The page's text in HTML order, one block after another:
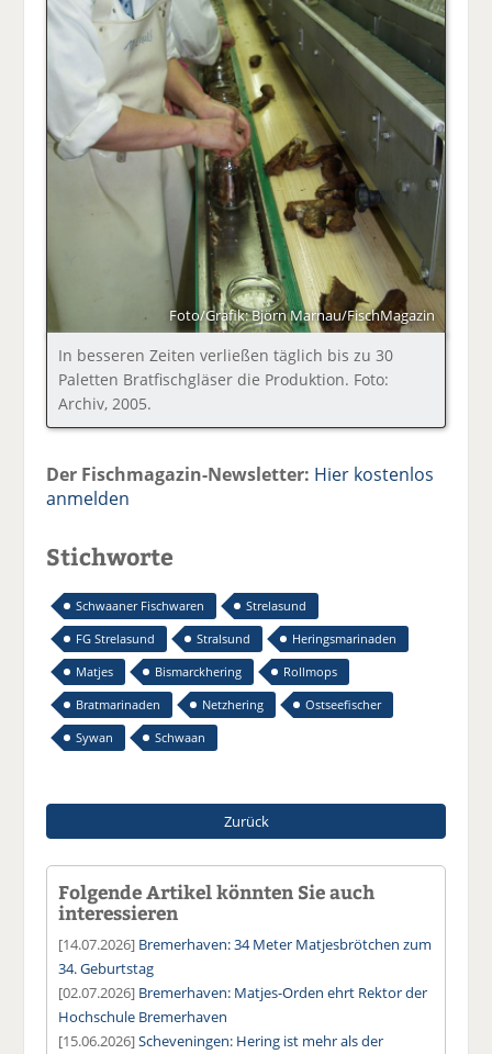
Foto/Grafik: Björn Marnau/FischMagazin
In besseren Zeiten verließen täglich bis zu 30
Paletten Bratfischgläser die Produktion. Foto:
Archiv, 2005.
Der Fischmagazin-Newsletter: Hier kostenlos
anmelden
Stichworte
Schwaaner Fischwaren
Strelasund
FG Strelasund
Stralsund
Heringsmarinaden
Matjes
Bismarckhering
Rollmops
Bratmarinaden
Netzhering
Ostseefischer
Sywan
Schwaan
Zurück
Folgende Artikel könnten Sie auch
interessieren
[14.07.2026] Bremerhaven: 34 Meter Matjesbrötchen zum
34. Geburtstag
[02.07.2026] Bremerhaven: Matjes-Orden ehrt Rektor der
Hochschule Bremerhaven
[15.06.2026]Scheveningen: Hering ist mehr als der